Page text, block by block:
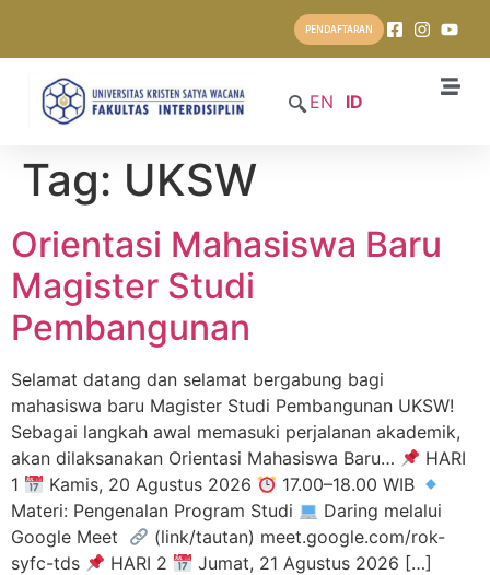
PENDAFTARAN
EN ID
Tag: UKSW
Orientasi Mahasiswa Baru
Magister Studi
Pembangunan
Selamat datang dan selamat bergabung bagi
mahasiswa baru Magister Studi Pembangunan UKSW!
Sebagai langkah awal memasuki perjalanan akademik,
akan dilaksanakan Orientasi Mahasiswa Baru…
HARI
1
Kamis, 20 Agustus 2026
17.00–18.00 WIB
Materi: Pengenalan Program Studi
Daring melalui
Google Meet
(link/tautan) meet.google.com/rok-
syfc-tds
HARI 2 Jumat, 21 Agustus 2026 […]